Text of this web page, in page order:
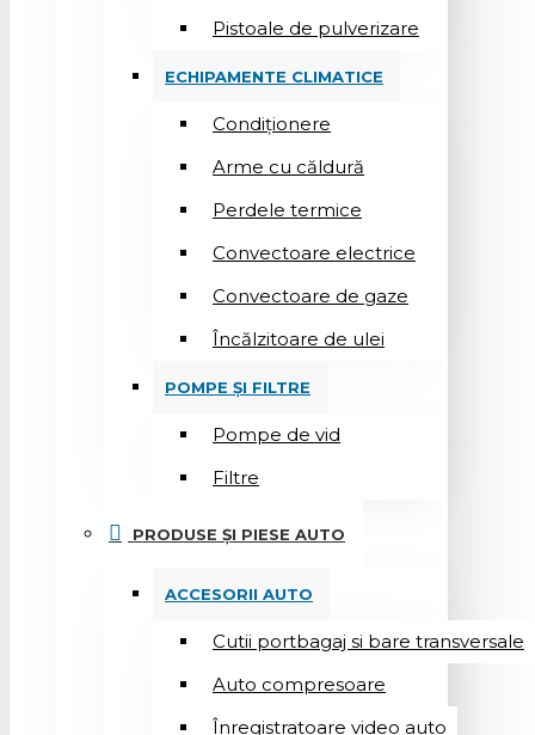
Pistoale de pulverizare
ECHIPAMENTE CLIMATICE
Condiționere
Arme cu căldură
Perdele termice
Convectoare electrice
Convectoare de gaze
Încălzitoare de ulei
POMPE ȘI FILTRE
Pompe de vid
Filtre
PRODUSE ȘI PIESE AUTO
ACCESORII AUTO
Cutii portbagaj si bare transversale
Auto compresoare
Înregistratoare video auto